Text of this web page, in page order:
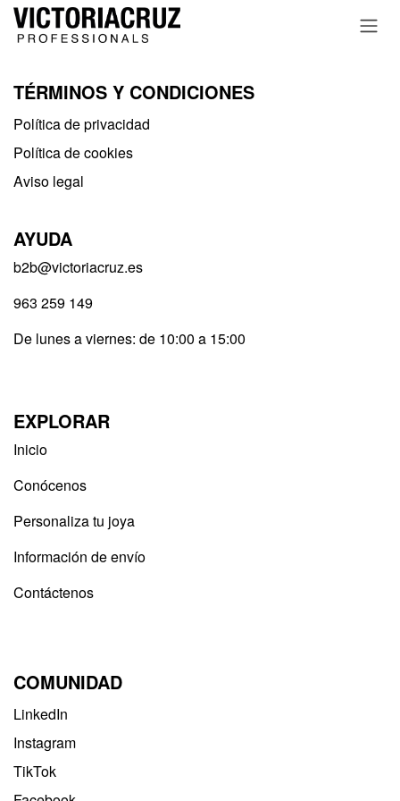
Ir al contenido
TÉRMINOS Y CONDICIONES
Política de privacidad​
Política de cookies
Aviso legal
AYUDA
b2b@victoriacruz.es
963 259 149
De lunes a viernes: de 10:00 a 15:00
EXPLORAR
Inicio
Conócenos
Personaliza tu joya
Información de envío
Contáctenos
COMUNIDAD
LinkedIn
Instagram
TikTok